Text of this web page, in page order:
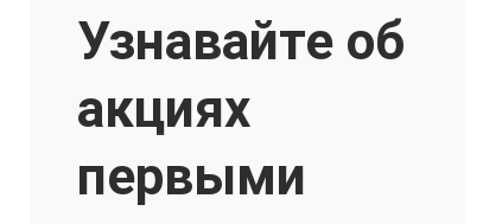
Узнавайте об
акциях
первыми